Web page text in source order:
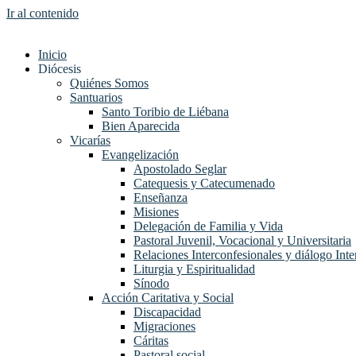
Ir al contenido
Inicio
Diócesis
Quiénes Somos
Santuarios
Santo Toribio de Liébana
Bien Aparecida
Vicarías
Evangelización
Apostolado Seglar
Catequesis y Catecumenado
Enseñanza
Misiones
Delegación de Familia y Vida
Pastoral Juvenil, Vocacional y Universitaria
Relaciones Interconfesionales y diálogo
Liturgia y Espiritualidad
Sínodo
Acción Caritativa y Social
Discapacidad
Migraciones
Cáritas